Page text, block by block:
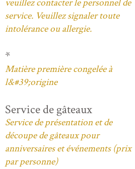
veuillez contacter le personnel de
service. Veuillez signaler toute
intolérance ou allergie.
*
Matière première congelée à
l&#39;origine
Service de gâteaux
Service de présentation et de
découpe de gâteaux pour
anniversaires et événements (prix
par personne)